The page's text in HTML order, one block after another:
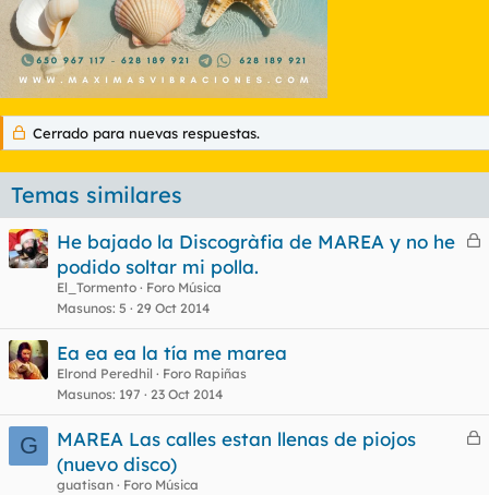
Cerrado para nuevas respuestas.
Temas similares
C
a
He bajado la Discogràfia de MAREA y no he
podido soltar mi polla.
El_Tormento
Foro Música
Masunos 5 29 Oct 2014
Ea ea ea la tía me marea
Elrond Peredhil
Foro Rapiñas
Masunos 197 23 Oct 2014
G
C
MAREA Las calles estan llenas de piojos
(nuevo disco)
guatisan
Foro Música